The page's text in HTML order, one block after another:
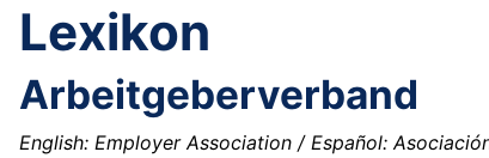
Lexikon
Arbeitgeberverband
English: Employer Association / Español: